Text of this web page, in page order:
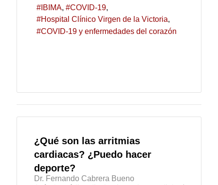
IBIMA
COVID-19
Hospital Clínico Virgen de la Victoria
COVID-19 y enfermedades del corazón
¿Qué son las arritmias
cardiacas? ¿Puedo hacer
deporte?
Dr. Fernando Cabrera Bueno